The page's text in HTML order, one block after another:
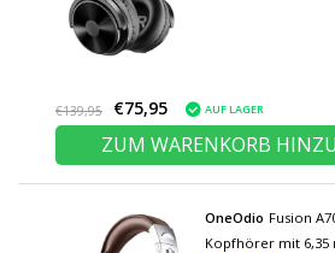
€139,95 €75,95 AUF LAGER
ZUM WARENKORB
OneOdio Fusion
Kopfhörer mit 6,35